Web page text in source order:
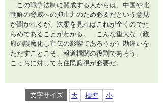
この戦争法制に賛成する人からは、中国や北
朝鮮の脅威への抑止力のため必要だという意見
が聞かれるが、法案を見ればこれが全くのでた
らめであることがわかる。 こんな重大な（政
府の誤魔化し宣伝の影響であろうが）勘違いを
ただすことこそ、報道機関の役割であろう。
こっちに対しても住民監視が必要だ。
文字サイズ 大 標準 小